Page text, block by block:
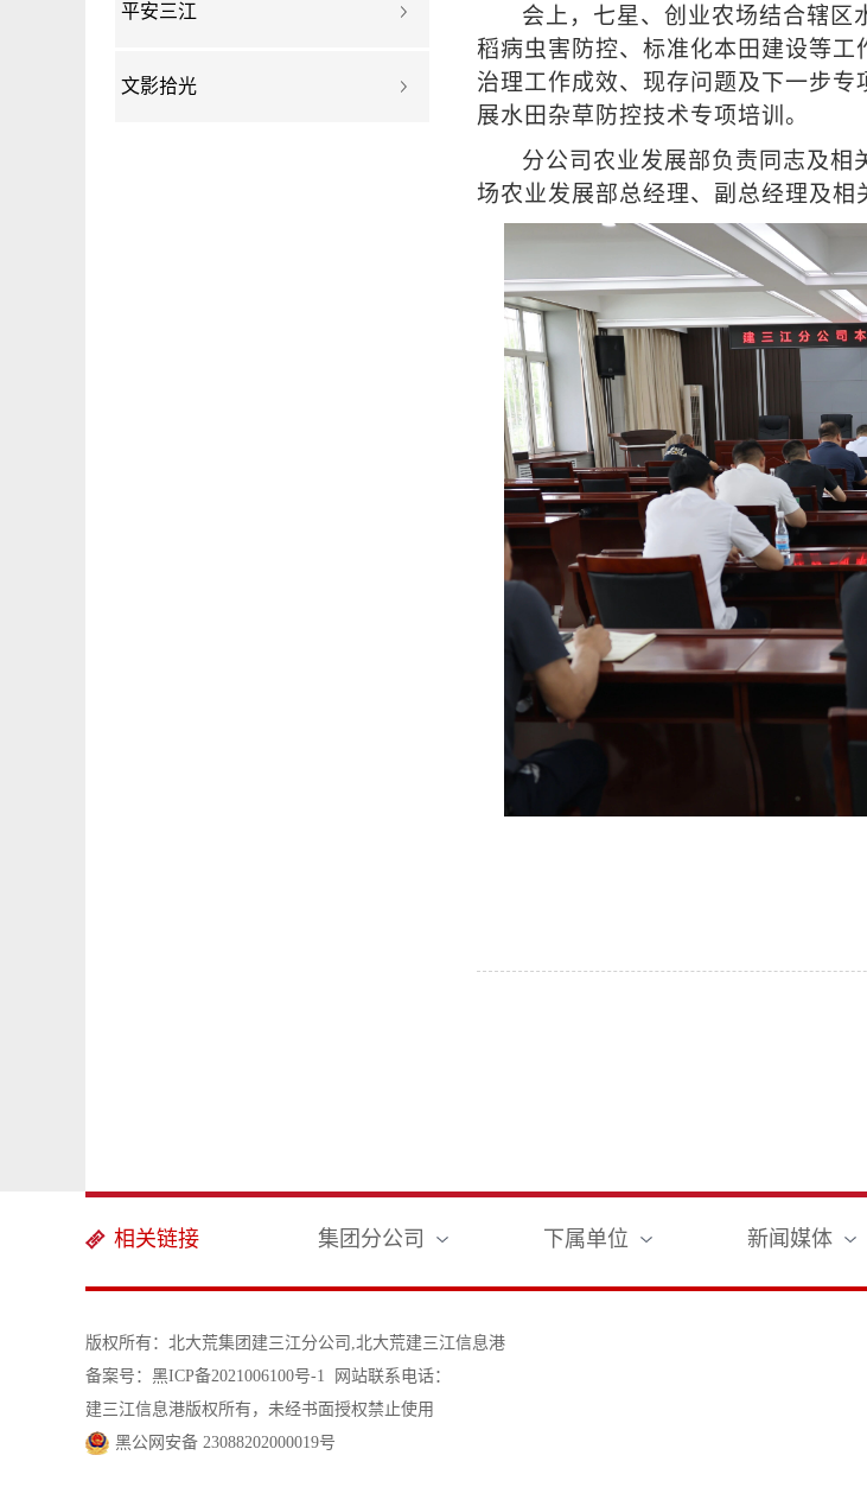
平安三江
文影拾光
会上，七星、创业农场结合辖区
稻病虫害防控、标准化本田建设等工
治理工作成效、现存问题及下一步
展水田杂草防控技术专项培训。
分公司农业发展部负责同志及相
场农业发展部总经理、副总经理及相
相关链接 集团分公司 下属单位 新闻媒体
版权所有：北大荒集团建三江分公司,北大荒建三江信息港
备案号：黑ICP备2021006100号-1
网站联系电话：
建三江信息港版权所有，未经书面授权禁止使用
黑公网安备 23088202000019号